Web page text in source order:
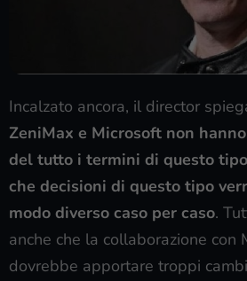
Incalzato ancora, il director
ZeniMax e Microsoft non
del tutto i termini di questo
che decisioni di questo tipo
modo diverso caso per caso.
anche che la collaborazione con
dovrebbe apportare troppi